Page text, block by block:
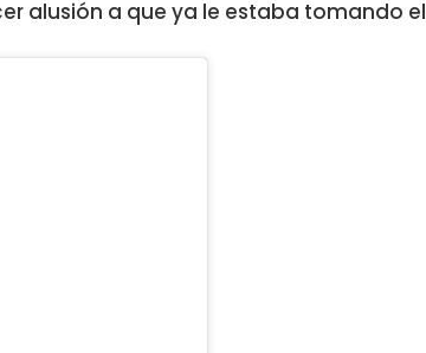
alusión a que ya le estaba tomando el